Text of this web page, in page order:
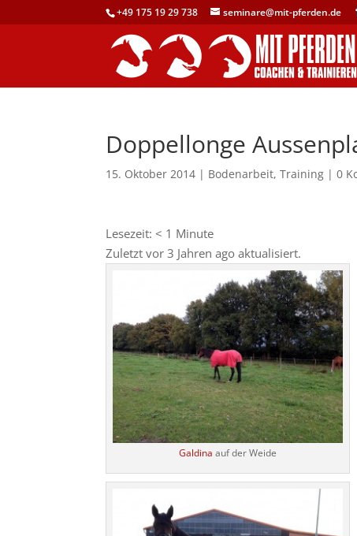
+49 175 19 29 738 seminare@mit-pferden.de
Doppellonge
15. Oktober 2014 | Bodenarbeit,Training |0
Lesezeit:< 1 Minute
Zuletzt vor 3 Jahren ago aktualisiert.
Galdina auf der Weide